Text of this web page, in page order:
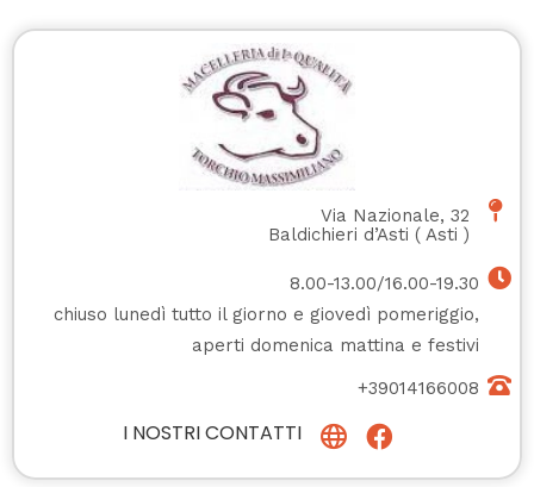
Via Nazionale, 32
Baldichieri d’Asti ( Asti )
8.00-13.00/16.00-19.30
chiuso lunedì tutto il giorno e giovedì pomeriggio,
aperti domenica mattina e festivi
+39014166008
I NOSTRI CONTATTI